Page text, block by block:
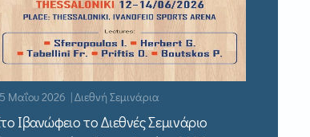
Μαΐου 2026 | Διεθνή Σεμινάρια
Ιβανώφειο το Διεθνές Σεμινάριο